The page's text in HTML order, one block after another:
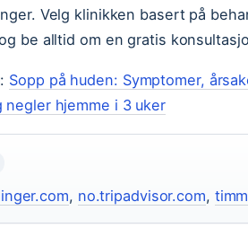
Velg klinikken basert på
be alltid om en gratis
Sopp på huden: Symptomer,
negler hjemme i 3 uker
, no.tripadvisor.com,